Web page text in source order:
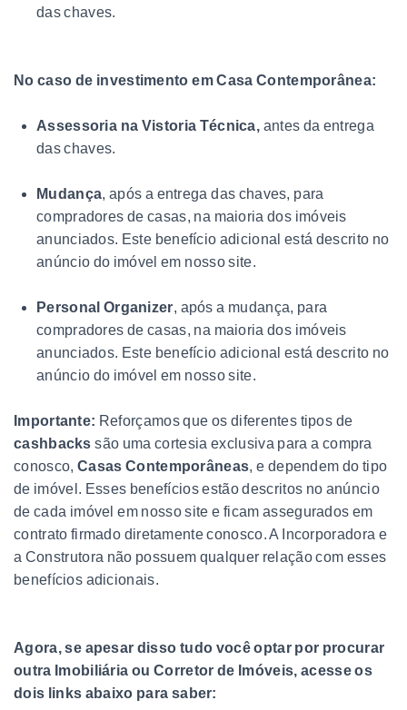
das chaves.
No caso de investimento em Casa Contemporânea:
Assessoria na Vistoria Técnica, antes da entrega
das chaves.
Mudança, após a entrega das chaves, para
compradores de casas, na maioria dos imóveis
anunciados. Este benefício adicional está descrito no
anúncio do imóvel em nosso site.
Personal Organizer, após a mudança, para
compradores de casas, na maioria dos imóveis
anunciados. Este benefício adicional está descrito no
anúncio do imóvel em nosso site.
Importante: Reforçamos que os diferentes tipos de
cashbacks são uma cortesia exclusiva para a compra
conosco, Casas Contemporâneas, e dependem do tipo
de imóvel. Esses benefícios estão descritos no anúncio
de cada imóvel em nosso site e ficam assegurados em
contrato firmado diretamente conosco. A Incorporadora e
a Construtora não possuem qualquer relação com esses
benefícios adicionais.
Agora, se apesar disso tudo você optar por procurar
outra Imobiliária ou Corretor de Imóveis, acesse os
dois links abaixo para saber: